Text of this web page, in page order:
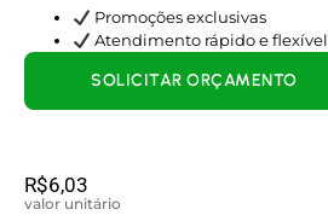
Promoções exclusivas
Atendimento rápido e flexível
R$6,03
valor unitário
SOLICITAR ORÇAMENTO